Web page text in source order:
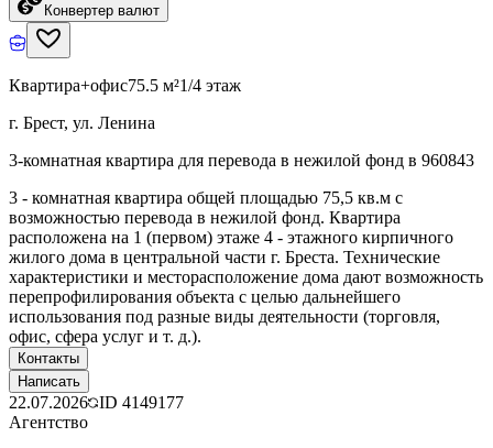
Конвертер валют
Квартира+офис75.5 м²1/4 этаж
г. Брест, ул. Ленина
3-комнатная квартира для перевода в нежилой фонд в 960843
3 - комнатная квартира общей площадью 75,5 кв.м с
возможностью перевода в нежилой фонд. Квартира
расположена на 1 (первом) этаже 4 - этажного кирпичного
жилого дома в центральной части г. Бреста. Технические
характеристики и месторасположение дома дают возможность
перепрофилирования объекта с целью дальнейшего
использования под разные виды деятельности (торговля,
офис, сфера услуг и т. д.).
Контакты
Написать
22.07.2026 ID 4149177
Агентство